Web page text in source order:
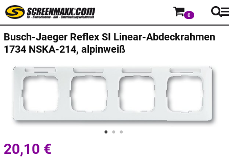
0
Busch-Jaeger Reflex SI Linear-Abdeckrahmen
1734 NSKA-214, alpinweiß
20,10 €